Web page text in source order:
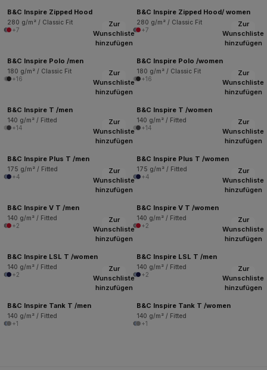
B&C Inspire Zipped Hood
280 g/m² / Classic Fit
+7
B&C Inspire Zipped Hood/ women
280 g/m² / Classic Fit
+7
Zur
Wunschliste
hinzufügen
B&C Inspire Polo /men
180 g/m² / Classic Fit
+16
Zur
Wunschliste
hinzufügen
B&C Inspire Polo /women
180 g/m² / Classic Fit
+16
Zur
Wunschliste
hinzufügen
B&C Inspire T /men
140 g/m² / Fitted
+14
Zur
Wunschliste
hinzufügen
B&C Inspire T /women
140 g/m² / Fitted
+14
Zur
Wunschliste
hinzufügen
B&C Inspire Plus T /men
175 g/m² / Fitted
+4
Zur
Wunschliste
hinzufügen
B&C Inspire Plus T /women
175 g/m² / Fitted
+4
Zur
Wunschliste
hinzufügen
B&C Inspire V T /men
140 g/m² / Fitted
+2
Zur
Wunschliste
hinzufügen
B&C Inspire V T /women
140 g/m² / Fitted
+2
Zur
Wunschliste
hinzufügen
B&C Inspire LSL T /women
140 g/m² / Fitted
+2
Zur
Wunschliste
hinzufügen
B&C Inspire LSL T /men
140 g/m² / Fitted
+2
Zur
Wunschliste
hinzufügen
B&C Inspire Tank T /men
140 g/m² / Fitted
+1
Zur
Wunschliste
hinzufügen
B&C Inspire Tank T /women
140 g/m² / Fitted
+1